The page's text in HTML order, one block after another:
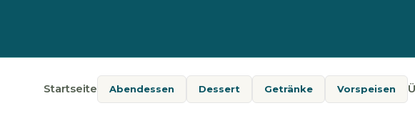
Startseite Abendessen Dessert Getränke Vorspeisen